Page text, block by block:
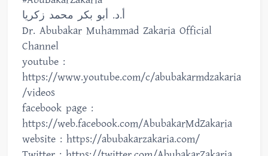
أ.د. أبو بكر محمد زكريا
Dr. Abubakar Muhammad Zakaria Official
Channel
youtube :
https://www.youtube.com/c/abubakarmdzakaria
/videos
facebook page :
https://web.facebook.com/AbubakarMdZakaria
website : https://abubakarzakaria.com/